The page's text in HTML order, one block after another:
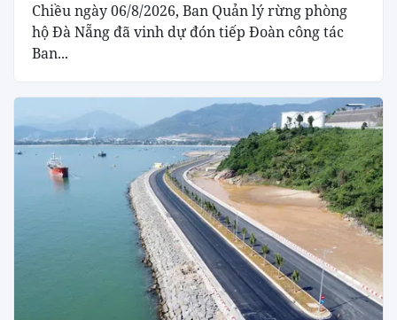
Chiều ngày 06/8/2026, Ban Quản lý rừng phòng
hộ Đà Nẵng đã vinh dự đón tiếp Đoàn công tác
Ban...